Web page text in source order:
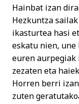
Hainbat izan
Hezkuntza
ikasturtea hasi
eskatu nien,
euren
zezaten eta
Horren berri
zuten